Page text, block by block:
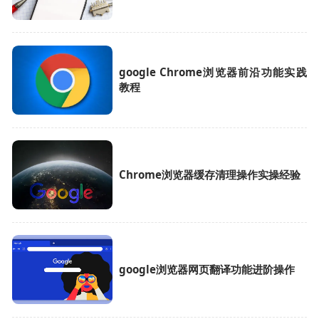
google Chrome浏览器前沿功能实践
教程
Chrome浏览器缓存清理操作实操经验
google浏览器网页翻译功能进阶操作